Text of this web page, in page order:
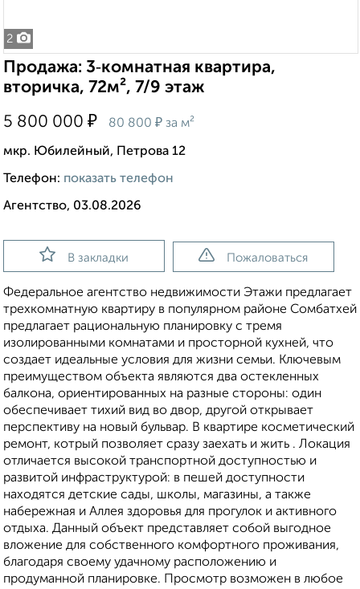
2
Продажа: 3‑комнатная квартира,
вторичка, 72м², 7/9 этаж
5 800 000 ₽ 80 800 ₽ за м²
мкр. Юбилейный, Петрова 12
Телефон: показать телефон
Агентство, 03.08.2026
В закладки Пожаловаться
Федеральное агентство недвижимости Этажи предлагает
трехкомнатную квартиру в популярном районе Сомбатхей
предлагает рациональную планировку с тремя
изолированными комнатами и просторной кухней, что
создает идеальные условия для жизни семьи. Ключевым
преимуществом объекта являются два остекленных
балкона, ориентированных на разные стороны: один
обеспечивает тихий вид во двор, другой открывает
перспективу на новый бульвар. В квартире косметический
ремонт, котрый позволяет сразу заехать и жить . Локация
отличается высокой транспортной доступностью и
развитой инфраструктурой: в пешей доступности
находятся детские сады, школы, магазины, а также
набережная и Аллея здоровья для прогулок и активного
отдыха. Данный объект представляет собой выгодное
вложение для собственного комфортного проживания,
благодаря своему удачному расположению и
продуманной планировке. Просмотр возможен в любое